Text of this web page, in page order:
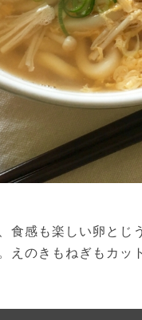
食感も楽しい卵とじ
えのきもねぎもカッ